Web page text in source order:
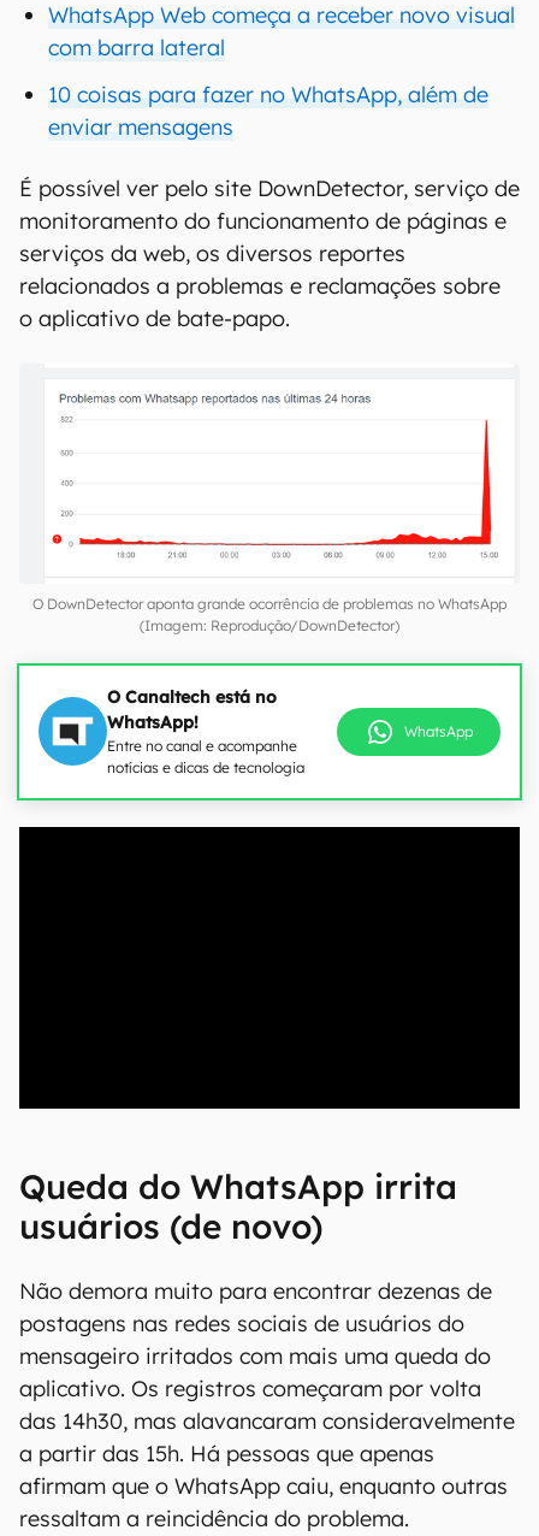
WhatsApp Web começa a receber novo visual
com barra lateral
10 coisas para fazer no WhatsApp, além de
enviar mensagens
É possível ver pelo site DownDetector, serviço de
monitoramento do funcionamento de páginas e
serviços da web, os diversos reportes
relacionados a problemas e reclamações sobre
o aplicativo de bate-papo.
O DownDetector aponta grande ocorrência de problemas no WhatsApp
(Imagem: Reprodução/DownDetector)
O Canaltech está no
WhatsApp!
Entre no canal e acompanhe
notícias e dicas de tecnologia
WhatsApp
Queda do WhatsApp irrita
usuários (de novo)
Não demora muito para encontrar dezenas de
postagens nas redes sociais de usuários do
mensageiro irritados com mais uma queda do
aplicativo. Os registros começaram por volta
das 14h30, mas alavancaram consideravelmente
a partir das 15h. Há pessoas que apenas
afirmam que o WhatsApp caiu, enquanto outras
ressaltam a reincidência do problema.